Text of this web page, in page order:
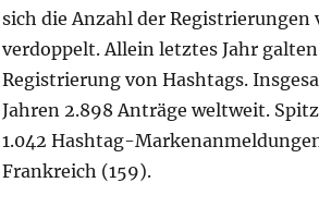
sich die Anzahl der
verdoppelt. Allein letztes Jahr
Registrierung von Hashtags.
Jahren 2.898 Anträge weltweit.
1.042 Hashtag-
Frankreich (159).